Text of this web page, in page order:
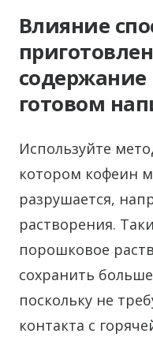
Влияние
готовом
Используйте
котором кофеин
разрушается,
растворения.
порошковое
сохранить
поскольку не
контакта с